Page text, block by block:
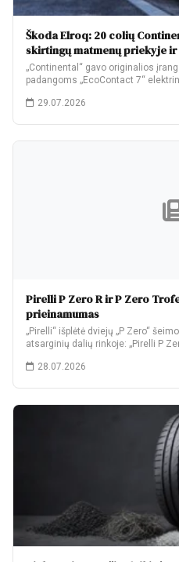
Škoda Elroq: 20 colių
skirtingų matmenų priekyje ir
„Continental“ gavo originalios
padangoms „EcoContact 7“
29.07.2026
Pirelli P Zero R ir P Zero
prieinamumas
„Pirelli“ išplėtė dviejų „P Zero“
atsarginių dalių rinkoje: „Pirelli P
28.07.2026